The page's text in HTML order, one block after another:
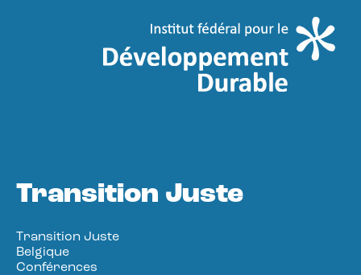
Transition Juste
Transition Juste
Belgique
Conférences